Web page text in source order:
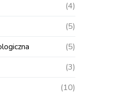
(4)
(5)
(5)
(3)
(10)